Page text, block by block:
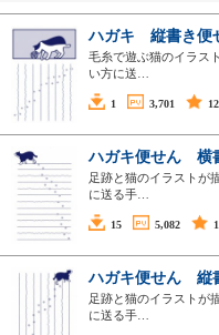
ハガキ 縦書き
毛糸で遊ぶ猫のイラス
い方に送…
1 3,701
ハガキ便せん
足跡と猫のイラストが
に送る手…
15 5,082
ハガキ便せん
足跡と猫のイラストが
に送る手…